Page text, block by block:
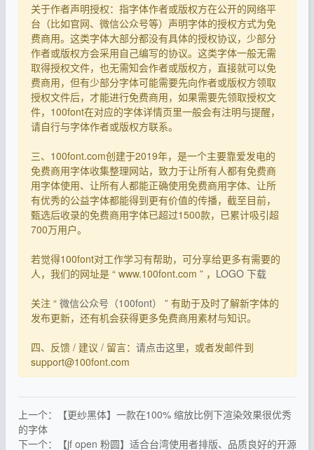
关于作者声明授权：指字体作者或版权方在公开的网络平
台（比如官网、微信公众号等）声明字体的授权方式为免
费商用。这类字体大部分都没有具体的授权协议，少部分
作者或版权方会采用自己编写的协议。这类字体一般无需
取得授权文件，也无需知会作者或版权方，直接就可以免
费商用，但有少部分字体可能需要先向作者或版权方领取
授权文件后，才能进行免费商用，如果需要先领取授权文
件，100font在对应的字体详情页里一般会有注明与提醒，
请自行与字体作者或版权方联系。
三、100font.com创建于2019年，是一个主要靠爱发电的
免费商用字体收集整理网站，致力于让所有人都有免费商
用字体使用、让所有人都能正确使用免费商用字体、让所
有优秀的公益字体都能得到更有价值的传播，截至目前，
甄选后收录的免费商用字体已超过1500款，已累计吸引超
700万用户。
若觉得100font对工作学习有帮助，可分享给更多有需要的
人，我们的网址是 “ www.100font.com ” ， LOGO 下载
关注 “ 微信公众号（100font）
” 有助于及时了解新字体的
发布更新，还有机会获得更多免费商用素材与知识。
四、反馈 / 建议 / 留言： 请点击这里，或者发邮件到
support@100font.com
上一个：【更纱黑体】一款在100% 缩放比例下渲染效果很优秀
的字体
下一个：【jf open 粉圆】适合台湾使用者排版、品质良好的开源